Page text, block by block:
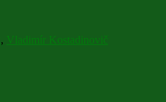
, Vladimír Kostadinovič